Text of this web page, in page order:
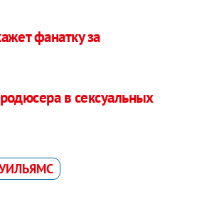
фанатку за
в сексуальных